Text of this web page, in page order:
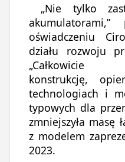
„Nie tylko
oświadczeniu
działu rozwoju
„Całkowicie
konstrukcję,
technologiach i
typowych dla
zmniejszyła masę
z modelem
2023.